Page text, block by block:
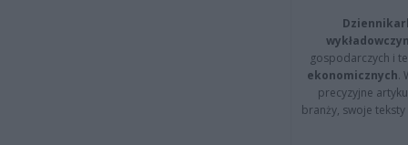
gospodarczych i
ekonomicznych.
precyzyjne
branży, swoje